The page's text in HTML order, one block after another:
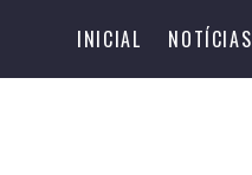
INICIAL NOTÍCIAS